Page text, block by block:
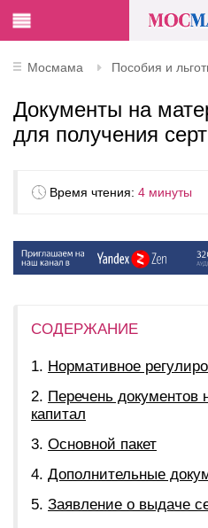
Мосмама Пособия и
Документы на
для получения
Время чтения: 4 минуты
СОДЕРЖАНИЕ
Нормативное
Перечень документов
капитал
Основной пакет
Дополнительные
Заявление о выдаче